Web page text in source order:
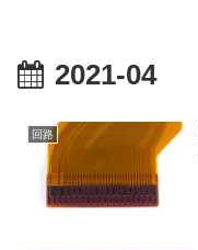
2021-04
回路